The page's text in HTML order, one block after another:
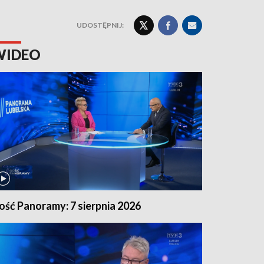
UDOSTĘPNIJ:
Panoramy: 7 sierpnia 2026